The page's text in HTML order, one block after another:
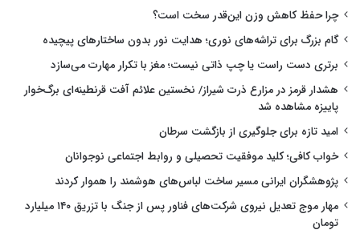
چرا حفظ کاهش وزن این‌قدر سخت است؟
گام بزرگ برای تراشه‌های نوری؛ هدایت نور بدون ساختارهای پیچیده
برتری دست راست یا چپ ذاتی نیست؛ مغز با تکرار مهارت می‌سازد
هشدار قرمز در مزارع ذرت شیراز/ نخستین علائم آفت قرنطینه‌ای برگ‌خوار
پاییزه مشاهده شد
امید تازه برای جلوگیری از بازگشت سرطان
خواب کافی؛ کلید موفقیت تحصیلی و روابط اجتماعی نوجوانان
پژوهشگران ایرانی مسیر ساخت لباس‌های هوشمند را هموار کردند
مهار موج تعدیل نیروی شرکت‌های فناور پس از جنگ با تزریق ۱۴۰ میلیارد
تومان